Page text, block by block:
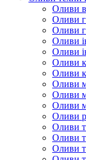
Оливи
Оливи
Оливи
Оливи
Оливи
Оливи
Оливи
Оливи
Оливи
Оливи
Оливи
Оливи
Оливи
Оливи